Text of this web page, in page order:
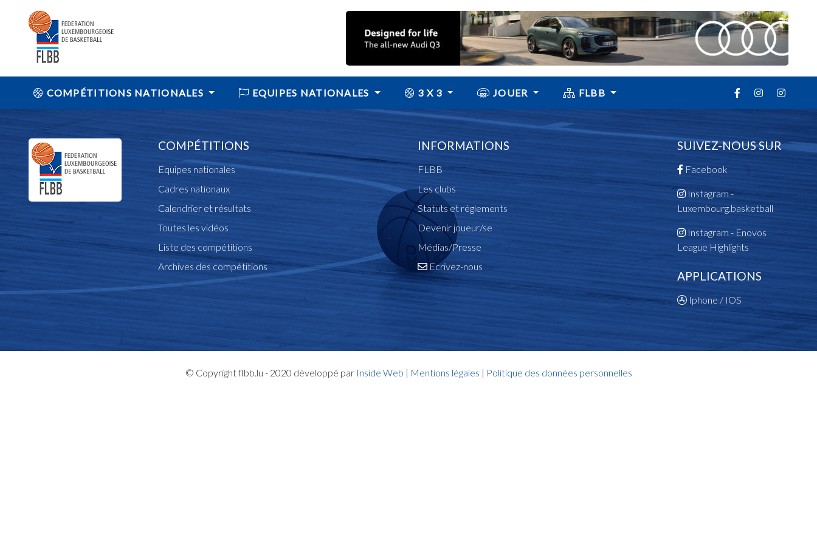
COMPÉTITIONS NATIONALES EQUIPES NATIONALES 3 X 3 JOUER FLBB
COMPÉTITIONS
Equipes nationales
Cadres nationaux
Calendrier et résultats
Toutes les vidéos
Liste des compétitions
Archives des compétitions
INFORMATIONS
FLBB
Les clubs
Statuts et réglements
Devenir joueur/se
Médias/Presse
Ecrivez-nous
SUIVEZ-NOUS SUR
Facebook
Instagram -
Luxembourg.basketball
Instagram - Enovos
League Highlights
APPLICATIONS
Iphone / IOS
© Copyright flbb.lu - 2020 développé par Inside Web | Mentions légales | Politique des données personnelles